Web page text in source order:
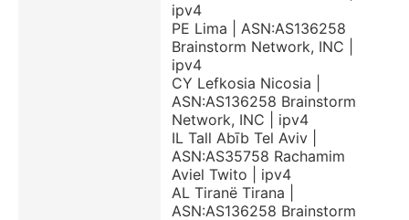
ipv4
PE Lima | ASN:AS136258
Brainstorm Network, INC |
ipv4
CY Lefkosia Nicosia |
ASN:AS136258 Brainstorm
Network, INC | ipv4
IL Tall Abīb Tel Aviv |
ASN:AS35758 Rachamim
Aviel Twito | ipv4
AL Tiranë Tirana |
ASN:AS136258 Brainstorm